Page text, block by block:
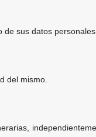
sus datos personales.
del mismo.